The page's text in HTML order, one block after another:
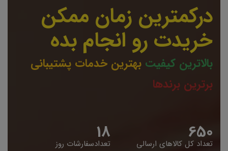
درکمترین زمان ممکن
خریدت رو انجام بده
بالاترین کیفیت بهترین خدمات پشتیبانی
برترین برندها
653
تعداد کل کالاهای ارسالی 19
تعدادسفارشات روز